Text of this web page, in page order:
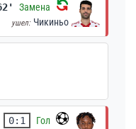
Замена
ушел: Чикиньо
0:1
Гол